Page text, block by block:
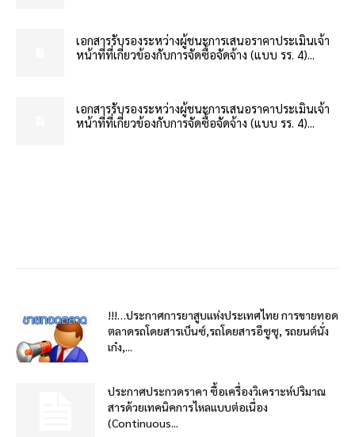
เอกสารรับรองระหว่างผู้ชนะการเสนอราคาประเมินเจ้า
หน้าที่ที่เกี่ยวข้องกับการจัดซื้อจัดจ้าง (แบบ รร. 4)...
เอกสารรับรองระหว่างผู้ชนะการเสนอราคาประเมินเจ้า
หน้าที่ที่เกี่ยวข้องกับการจัดซื้อจัดจ้าง (แบบ รร. 4)...
!!!…ประกาศการยาสูบแห่งประเทศไทย การขายทอด
ตลาดรถโดยสารเบ็นซ์,รถโดยสารอีซูซุ, รถยนต์นั่ง
เก๋ง,...
ประกาศประกวดราคา ซื้อเครื่องวิเคราะห์ปริมาณ
สารด้วยเทคนิคการไหลแบบต่อเนื่อง
(Continuous...